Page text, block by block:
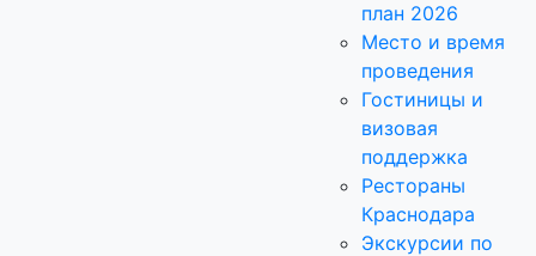
план 2026
Место и время
проведения
Гостиницы и
визовая
поддержка
Рестораны
Краснодара
Экскурсии по